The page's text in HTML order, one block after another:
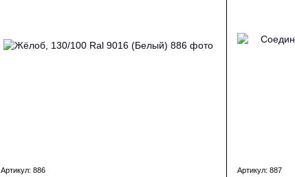
Артикул: 886 Артикул: 887